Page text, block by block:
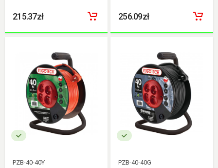
215.37zł 256.09zł
PZB-40-40Y PZB-40-40G